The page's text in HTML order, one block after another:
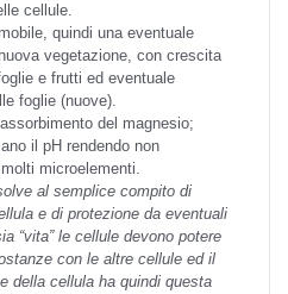
cellule.
quindi una eventuale
vegetazione, con crescita
e frutti ed eventuale
foglie (nuove).
del magnesio;
il pH rendendo non
microelementi.
al semplice compito di
e di protezione da eventuali
“vita” le cellule devono potere
con le altre cellule ed il
della cellula ha quindi questa